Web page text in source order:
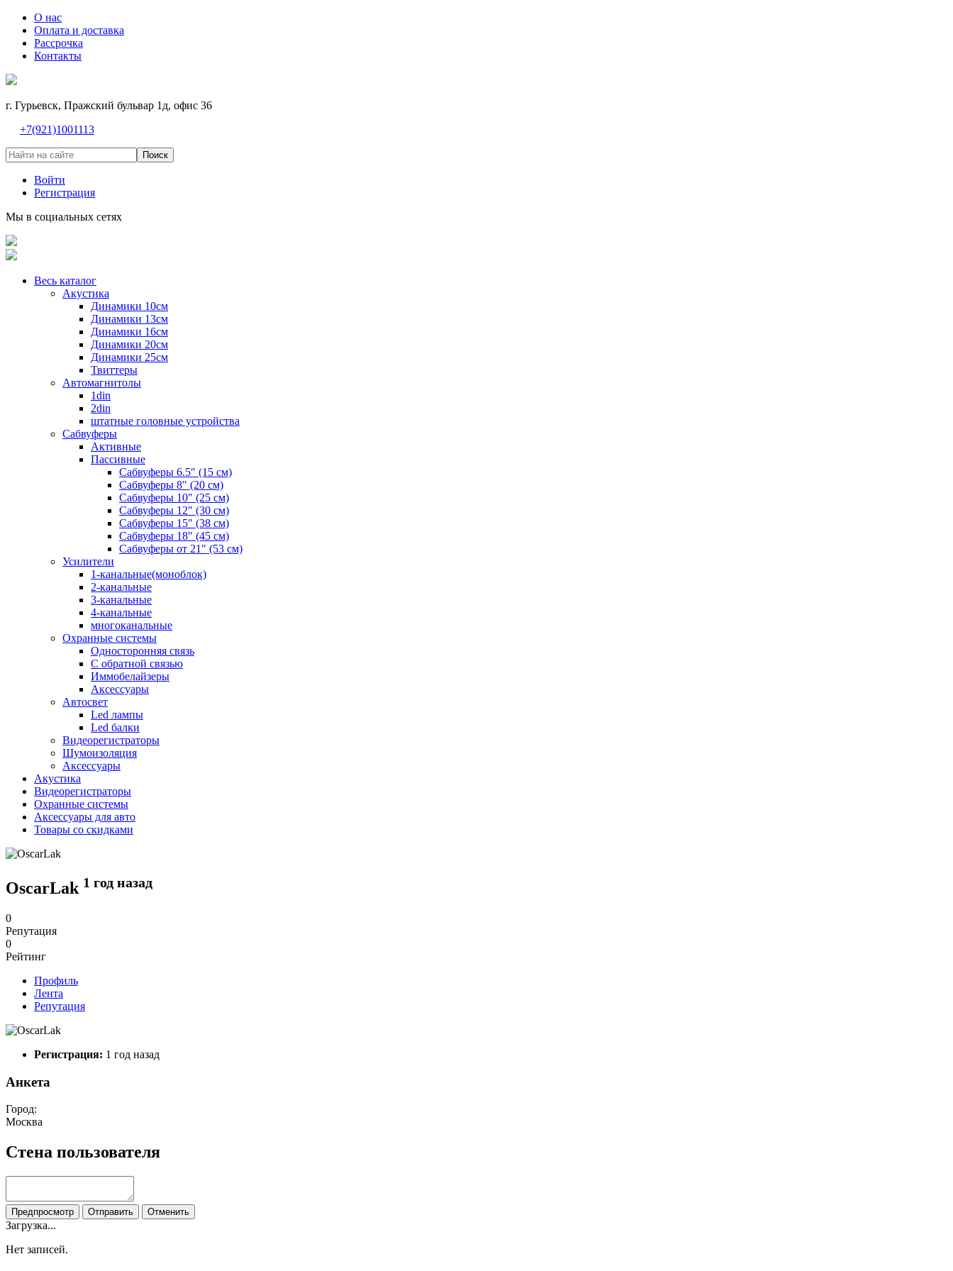
О нас
Оплата и доставка
Рассрочка
Контакты
г. Гурьевск, Пражский бульвар 1д, офис 36
+7(921)1001113
Поиск
Войти
Регистрация
Мы в социальных сетях
Весь каталог
Акустика
Динамики 10см
Динамики 13см
Динамики 16см
Динамики 20см
Динамики 25см
Твиттеры
Автомагнитолы
1din
2din
штатные головные устройства
Сабвуферы
Активные
Пассивные
Сабвуферы 6.5" (15 см)
Сабвуферы 8" (20 см)
Сабвуферы 10" (25 см)
Сабвуферы 12" (30 см)
Сабвуферы 15" (38 см)
Сабвуферы 18" (45 см)
Сабвуферы от 21" (53 см)
Усилители
1-канальные(моноблок)
2-канальные
3-канальные
4-канальные
многоканальные
Охранные системы
Односторонняя связь
С обратной связью
Иммобелайзеры
Аксессуары
Автосвет
Led лампы
Led балки
Видеорегистраторы
Шумоизоляция
Аксессуары
Акустика
Видеорегистраторы
Охранные системы
Аксессуары для авто
Товары со скидками
OscarLak 1 год назад
0
Репутация
0
Рейтинг
Профиль
Лента
Репутация
Регистрация: 1 год назад
Анкета
Город:
Москва
Стена пользователя
Предпросмотр Отправить Отменить
Загрузка...
Нет записей.